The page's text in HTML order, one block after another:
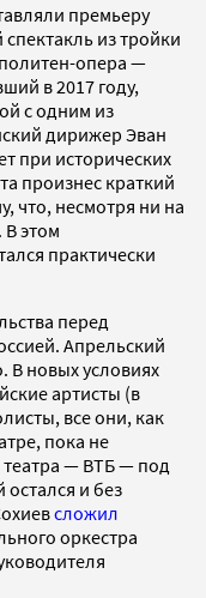
премьеру
из тройки
опера —
в 2017 году,
с одним из
дирижер Эван
при исторических
произнес краткий
что, несмотря ни на
В этом
практически
перед
Апрельский
В новых условиях
артисты (в
все они, как
пока не
— ВТБ — под
и без
сложил
оркестра